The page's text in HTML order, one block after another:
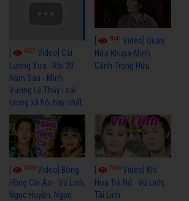
6327 Video] Cải
Lương Xưa : Rồi 30
Năm Sau - Minh
Vương Lệ Thủy | cải
lương xã hội hay nhất
6041Video] Quán
Nửa Khuya-Minh
Cảnh-Trọng Hữu
9059 Video] Bông
Hồng Cài Áo - Vũ Linh,
Ngọc Huyền, Ngọc
7353Video] Khi
Hoa Trà Nở - Vũ Linh,
Tài Linh